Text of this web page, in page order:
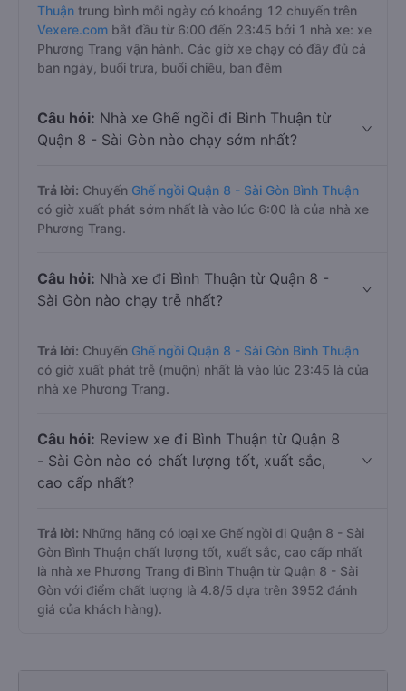
Thuận trung bình mỗi ngày có khoảng 12 chuyến trên
Vexere.com bắt đầu từ 6:00 đến 23:45 bởi 1 nhà xe: xe
Phương Trang vận hành. Các giờ xe chạy có đầy đủ cả
ban ngày, buổi trưa, buổi chiều, ban đêm
Câu hỏi: Nhà xe Ghế ngồi đi Bình Thuận từ
Quận 8 - Sài Gòn nào chạy sớm nhất?
Trả lời: Chuyến Ghế ngồi Quận 8 - Sài Gòn Bình Thuận
có giờ xuất phát sớm nhất là vào lúc 6:00 là của nhà xe
Phương Trang.
Câu hỏi: Nhà xe đi Bình Thuận từ Quận 8 -
Sài Gòn nào chạy trễ nhất?
Trả lời: Chuyến Ghế ngồi Quận 8 - Sài Gòn Bình Thuận
có giờ xuất phát trễ (muộn) nhất là vào lúc 23:45 là của
nhà xe Phương Trang.
Câu hỏi: Review xe đi Bình Thuận từ Quận 8
- Sài Gòn nào có chất lượng tốt, xuất sắc,
cao cấp nhất?
Trả lời: Những hãng có loại xe Ghế ngồi đi Quận 8 - Sài
Gòn Bình Thuận chất lượng tốt, xuất sắc, cao cấp nhất
là nhà xe Phương Trang đi Bình Thuận từ Quận 8 - Sài
Gòn với điểm chất lượng là 4.8/5 dựa trên 3952 đánh
giá của khách hàng).